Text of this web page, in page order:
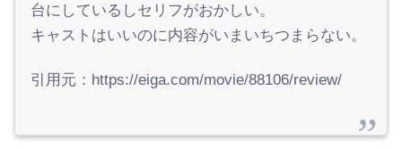
台にしているしセリフがおかしい。
キャストはいいのに内容がいまいちつまらない。
引用元：https://eiga.com/movie/88106/review/